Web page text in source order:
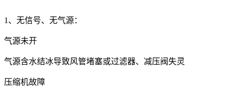
1、无信号、无气源：
气源未开
气源含水结冰导致风管堵塞或过滤器、减压阀失灵
压缩机故障